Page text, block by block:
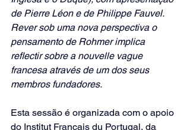
de Pierre Léon e de Philippe Fauvel.
Rever sob uma nova perspectiva o
pensamento de Rohmer implica
reflectir sobre a nouvelle vague
francesa através de um dos seus
membros fundadores.
Esta sessão é organizada com o apoio
do Institut Français du Portugal, da